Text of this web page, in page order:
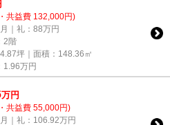
共益費 132,000円)
｜礼：88万円
2階
坪｜面積：148.36㎡
1.96万円
万円
共益費 55,000円)
｜礼：106.92万円